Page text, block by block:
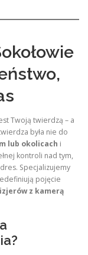
Twoją twierdzą – a
była nie do
lub okolicach i
kontroli nad tym,
Specjalizujemy
pojęcie
z kamerą